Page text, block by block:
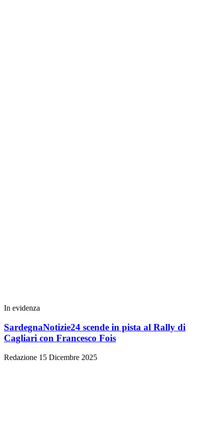
In evidenza
SardegnaNotizie24 scende in pista al Rally di
Cagliari con Francesco Fois
Redazione 15 Dicembre 2025